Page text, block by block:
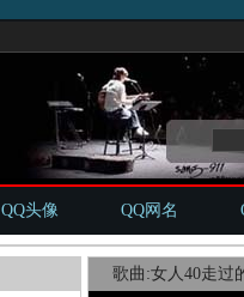
QQ头像 QQ网名
歌曲:女人40走过